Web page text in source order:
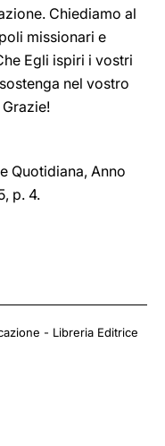
Chiediamo al
missionari e
Egli ispiri i vostri
nel vostro
Quotidiana, Anno
p. 4.
- Libreria Editrice